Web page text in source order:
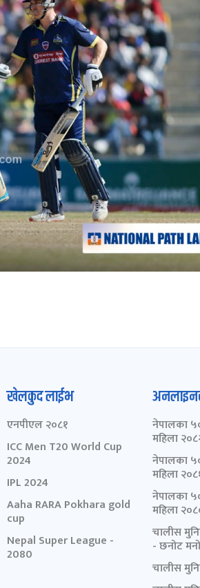
खेलकुद लाईभ
एनपीएल २०८१
ICC Men T20 World Cup
2024
IPL 2024
Aaha RARA Pokhara gold
cup
Nepal Super League -
2080
नेपालका
महिला
नेपालका
महिला
नेपालका
महिला
चालीस
- छनोट
चालीस